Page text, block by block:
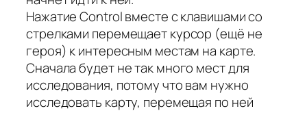
Нажатие Control вместе с клавишами со
стрелками перемещает курсор (ещё не
героя) к интересным местам на карте.
Сначала будет не так много мест для
исследования, потому что вам нужно
исследовать карту, перемещая по ней